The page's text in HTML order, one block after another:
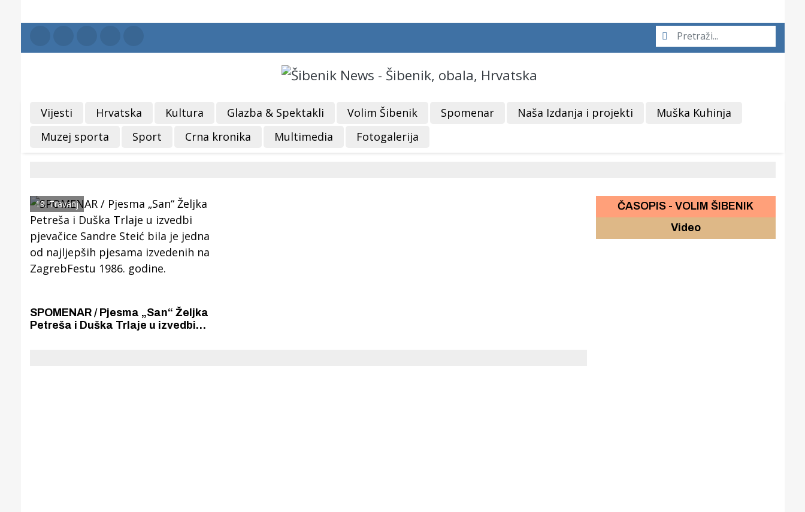
Vijesti Hrvatska Kultura Glazba & Spektakli Volim Šibenik Spomenar Naša Izdanja i projekti
Muška Kuhinja
Muzej sporta
Sport Crna kronika Multimedia Fotogalerija
19. Travanj
SPOMENAR / Pjesma „San“ Željka
Petreša i Duška Trlaje u izvedbi
ČASOPIS - VOLIM ŠIBENIK
Video